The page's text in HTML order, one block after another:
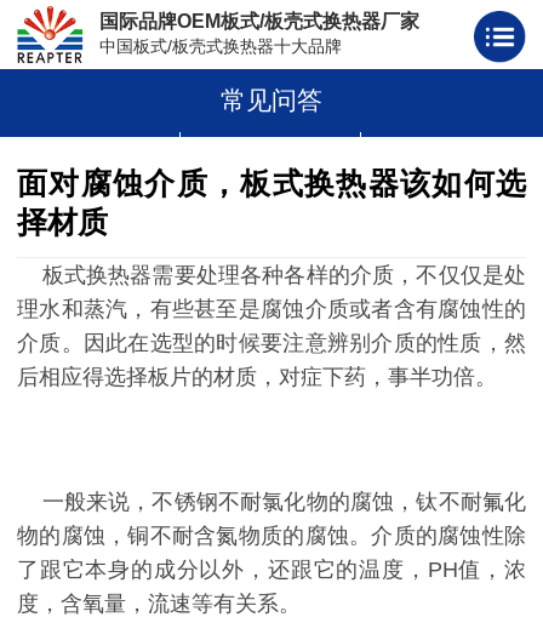
国际品牌OEM板式/板壳式换热器厂家
中国板式/板壳式换热器十大品牌
板壳式换热器
常见问答
面对腐蚀介质，板式换热器该如何选
择材质
板式换热器需要处理各种各样的介质，不仅仅是处
理水和蒸汽，有些甚至是腐蚀介质或者含有腐蚀性的
介质。因此在选型的时候要注意辨别介质的性质，然
后相应得选择板片的材质，对症下药，事半功倍。
一般来说，不锈钢不耐氯化物的腐蚀，钛不耐氟化
物的腐蚀，铜不耐含氮物质的腐蚀。介质的腐蚀性除
了跟它本身的成分以外，还跟它的温度，PH值，浓
度，含氧量，流速等有关系。